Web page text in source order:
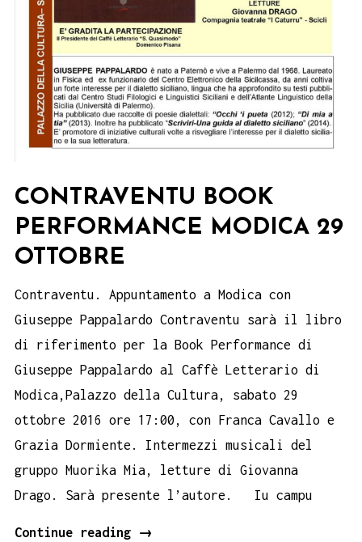
CONTRAVENTU BOOK
PERFORMANCE MODICA 29
OTTOBRE
Contraventu. Appuntamento a Modica con
Giuseppe Pappalardo Contraventu sarà il libro
di riferimento per la Book Performance di
Giuseppe Pappalardo al Caffè Letterario di
Modica,Palazzo della Cultura, sabato 29
ottobre 2016 ore 17:00, con Franca Cavallo e
Grazia Dormiente. Intermezzi musicali del
gruppo Muorika Mia, letture di Giovanna
Drago. Sarà presente l’autore. Iu campu
Continue reading
Contraventu
→